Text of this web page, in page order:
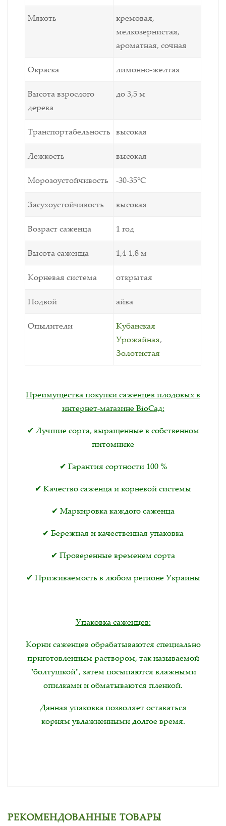
Мякоть
кремовая,
мелкозернистая,
ароматная, сочная
Окраска лимонно-желтая
Высота взрослого
дерева
до 3,5 м
Транспортабельность высокая
Лежкость высокая
Морозоустойчивость -30-35°С
Засухоустойчивость высокая
Возраст саженца 1 год
Высота саженца 1,4-1,8 м
Корневая система открытая
Подвой айва
Опылители
Кубанская
Урожайная,
Золотистая
Преимущества покупки саженцев плодовых в
интернет-магазине BioСад:
✔ Лучшие сорта, выращенные в собственном
питомнике
✔ Гарантия сортности 100 %
✔ Качество саженца и корневой системы
✔ Маркировка каждого саженца
✔ Бережная и качественная упаковка
✔ Проверенные временем сорта
✔ Приживаемость в любом регионе Украины
Упаковка саженцев:
Корни саженцев обрабатываются специально
приготовленным раствором, так называемой
"болтушкой", затем посыпаются влажными
опилками и обматываются пленкой.
Данная упаковка позволяет оставаться
корням увлажненными долгое время.
РЕКОМЕНДОВАННЫЕ ТОВАРЫ